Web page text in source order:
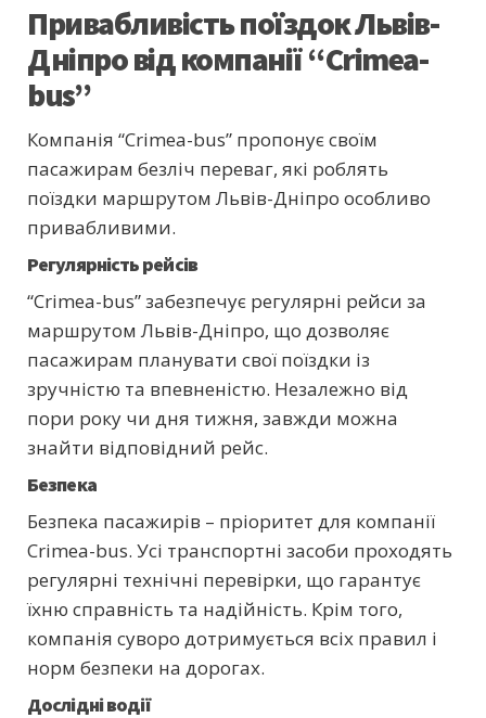
Привабливість поїздок Львів-
Дніпро від компанії “Crimea-
bus”
Компанія “Crimea-bus” пропонує своїм
пасажирам безліч переваг, які роблять
поїздки маршрутом Львів-Дніпро особливо
привабливими.
Регулярність рейсів
“Crimea-bus” забезпечує регулярні рейси за
маршрутом Львів-Дніпро, що дозволяє
пасажирам планувати свої поїздки із
зручністю та впевненістю. Незалежно від
пори року чи дня тижня, завжди можна
знайти відповідний рейс.
Безпека
Безпека пасажирів – пріоритет для компанії
Crimea-bus. Усі транспортні засоби проходять
регулярні технічні перевірки, що гарантує
їхню справність та надійність. Крім того,
компанія суворо дотримується всіх правил і
норм безпеки на дорогах.
Дослідні водії